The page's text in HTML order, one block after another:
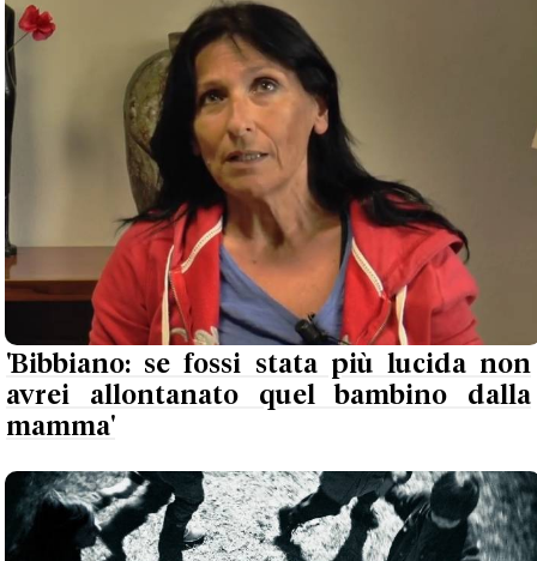
'Bibbiano: se fossi stata più lucida non
avrei allontanato quel bambino dalla
mamma'